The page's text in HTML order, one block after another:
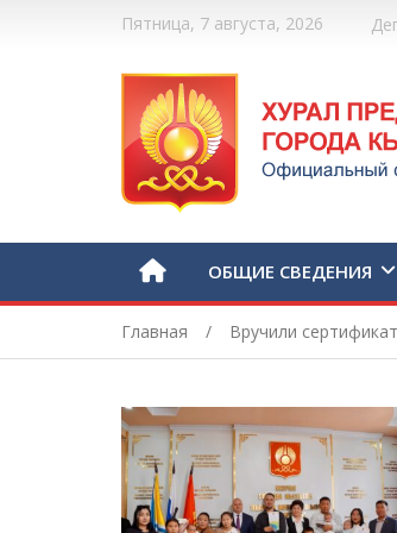
Пятница, 7 августа, 2026
ОБЩИЕ СВЕДЕНИЯ
Главная Вручили